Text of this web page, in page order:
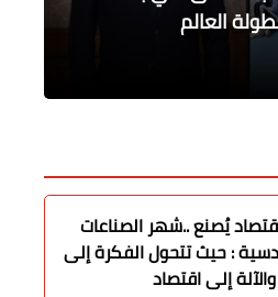
دفاع الزمالك
العالم
المدمر في
يفتتح منطقة عربات
بحي الضواحي
يُصنع ..شهر الصناعات
: حيث تتحول الفكرة إلى
إلى اقتصاد